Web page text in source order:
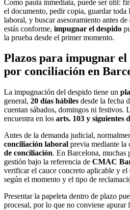
Como pauta inmediata, puede ser útil:
el documento, pedir copia, guardar
laboral, y buscar asesoramiento antes
estás conforme, impugnar el despido
la prueba desde el primer momento.
Plazos para impugnar el
por conciliación en
La impugnación del despido tiene un
general, 20 días hábiles desde la fecha
cuentan sábados, domingos ni festivos.
encuentra en los arts. 103 y siguientes
Antes de la demanda judicial,
conciliación laboral previa mediante la
de conciliación. En Barcelona, muchas
gestión bajo la referencia de CMAC
verificar el cauce concreto aplicable y el
según el momento y el tipo de
Presentar la papeleta dentro de plazo
procesal, por lo que no conviene apurar